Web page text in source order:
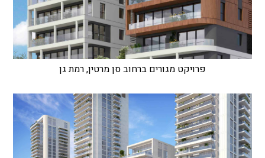
פרויקט מגורים ברחוב סן מרטין, רמת גן